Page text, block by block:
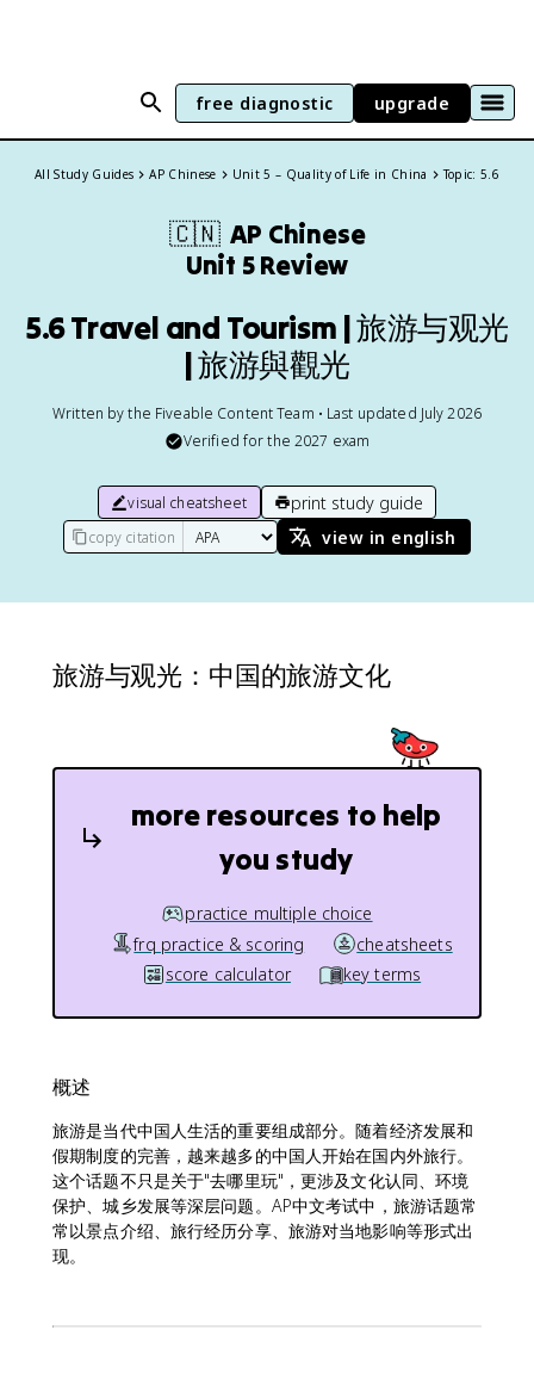
free diagnostic upgrade
All Study Guides AP Chinese Unit 5 – Quality of Life in China Topic: 5.6
🇨🇳 AP Chinese
Unit 5 Review
5.6 Travel and Tourism | 旅游与观光
| 旅游與觀光
Written by the Fiveable Content Team • Last updated July 2026
Verified for the 2027 exam
visual cheatsheet print study guide
copy citation view in english
旅游与观光：中国的旅游文化
more resources to help
you study
practice multiple choice
frq practice & scoring
cheatsheets
score calculator
key terms
概述
旅游是当代中国人生活的重要组成部分。随着经济发展和
假期制度的完善，越来越多的中国人开始在国内外旅行。
这个话题不只是关于"去哪里玩"，更涉及文化认同、环境
保护、城乡发展等深层问题。AP中文考试中，旅游话题常
常以景点介绍、旅行经历分享、旅游对当地影响等形式出
现。